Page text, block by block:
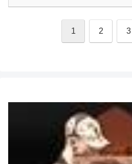
1 2 3